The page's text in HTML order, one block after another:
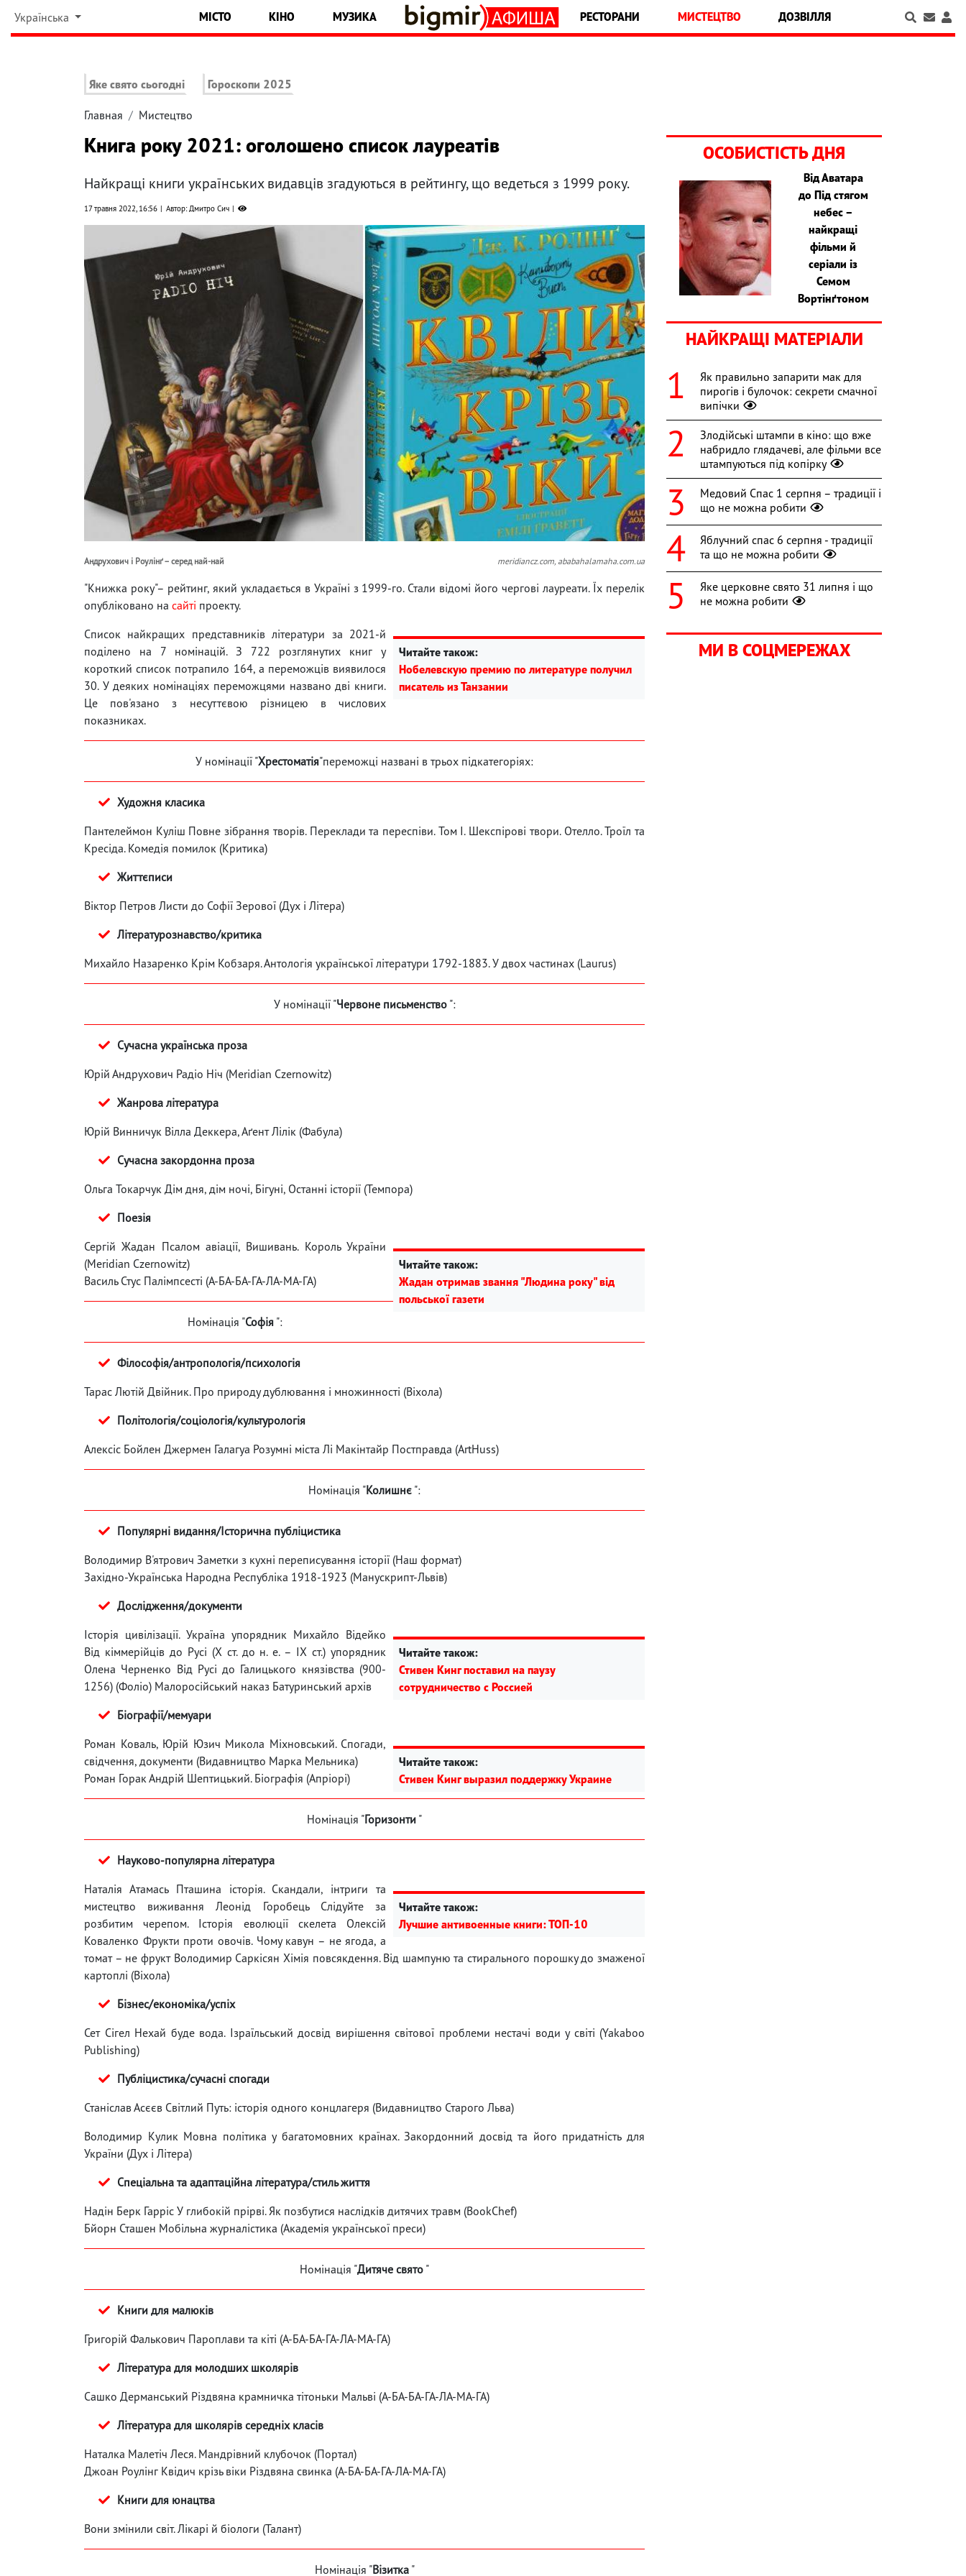
Українська МІСТО КІНО МУЗИКА РЕСТОРАНИ МИСТЕЦТВО ДОЗВІЛЛЯ
Яке свято сьогодні Гороскопи 2025
Главная Мистецтво
Книга року 2021: оголошено список лауреатів
Найкращі книги українських видавців згадуються в рейтингу, що ведеться з 1999 року.
17 травня 2022, 16:56 Автор: Дмитро Сич
Андрухович і Роулінґ – серед най-най meridiancz.com, ababahalamaha.com.ua
"Книжка року"– рейтинг, який укладається в Україні з 1999-го. Стали відомі його чергові лауреати. Їх перелік
опубліковано на сайті проекту.
Читайте також:
Нобелевскую премию по литературе получил
писатель из Танзании
Список найкращих представників літератури за 2021-й
поділено на 7 номінацій. З 722 розглянутих книг у
короткий список потрапило 164, а переможців виявилося
30. У деяких номінаціях переможцями названо дві книги.
Це пов'язано з несуттєвою різницею в числових
показниках.
У номінації "Хрестоматія"переможці названі в трьох підкатегоріях:
Художня класика
Пантелеймон Куліш Повне зібрання творів. Переклади та переспіви. Том І. Шекспірові твори. Отелло. Троїл та
Кресіда. Комедія помилок (Критика)
Життєписи
Віктор Петров Листи до Софії Зерової (Дух і Літера)
Літературознавство/критика
Михайло Назаренко Крім Кобзаря. Антологія української літератури 1792-1883. У двох частинах (Laurus)
У номінації "Червоне письменство":
Сучасна українська проза
Юрій Андрухович Радіо Ніч (Meridian Czernowitz)
Жанрова література
Юрій Винничук Вілла Деккера, Аґент Лілік (Фабула)
Сучасна закордонна проза
Ольга Токарчук Дім дня, дім ночі, Бігуні, Останні історії (Темпора)
Поезія
Читайте також:
Жадан отримав звання "Людина року" від
польської газети
Сергій Жадан Псалом авіації, Вишивань. Король України
(Meridian Czernowitz)
Василь Стус Палімпсесті (А-БА-БА-ГА-ЛА-МА-ГА)
Номінація "Софія ":
Філософія/антропологія/психологія
Тарас Лютій Двійник. Про природу дублювання і множинності (Віхола)
Політологія/соціологія/культурологія
Алексіс Бойлен Джермен Галагуа Розумні міста Лі Макінтайр Постправда (ArtHuss)
Номінація "Колишнє ":
Популярні видання/Історична публіцистика
Володимир В'ятрович Заметки з кухні переписування історії (Наш формат)
Західно-Українська Народна Республіка 1918-1923 (Манускрипт-Львів)
Дослідження/документи
Читайте також:
Стивен Кинг поставил на паузу
сотрудничество с Россией
Історія цивілізації. Україна упорядник Михайло Відейко
Від кіммерійців до Русі (Х ст. до н. е. – ІХ ст.) упорядник
Олена Черненко Від Русі до Галицького князівства (900-
1256) (Фоліо) Малоросійський наказ Батуринський архів
Біографії/мемуари
Читайте також:
Стивен Кинг выразил поддержку Украине
Роман Коваль, Юрій Юзич Микола Міхновський. Спогади,
свідчення, документи (Видавництво Марка Мельника)
Роман Горак Андрій Шептицький. Біографія (Апріорі)
Номінація "Горизонти "
Науково-популярна література
Читайте також:
Лучшие антивоенные книги: ТОП-10
Наталія Атамась Пташина історія. Скандали, інтриги та
мистецтво виживання Леонід Горобець Слідуйте за
розбитим черепом. Історія еволюції скелета Олексій
Коваленко Фрукти проти овочів. Чому кавун – не ягода, а
томат – не фрукт Володимир Саркісян Хімія повсякдення. Від шампуню та стирального порошку до змаженої
картоплі (Віхола)
Бізнес/економіка/успіх
Сет Сігел Нехай буде вода. Ізраїльський досвід вирішення світової проблеми нестачі води у світі (Yakaboo
Publishing)
Публіцистика/сучасні спогади
Станіслав Асєєв Світлий Путь: історія одного концлагеря (Видавництво Старого Льва)
Володимир Кулик Мовна політика у багатомовних країнах. Закордонний досвід та його придатність для
України (Дух і Літера)
Спеціальна та адаптаційна література/стиль життя
Надін Берк Гарріс У глибокій прірві. Як позбутися наслідків дитячих травм (BookChef)
Бйорн Сташен Мобільна журналістика (Академія української преси)
Номінація "Дитяче свято "
Книги для малюків
Григорій Фалькович Пароплави та кіті (А-БА-БА-ГА-ЛА-МА-ГА)
Література для молодших школярів
Сашко Дерманський Різдвяна крамничка тітоньки Мальві (А-БА-БА-ГА-ЛА-МА-ГА)
Література для школярів середніх класів
Наталка Малетіч Леся. Мандрівний клубочок (Портал)
Джоан Роулінг Квідич крізь віки Різдвяна свинка (А-БА-БА-ГА-ЛА-МА-ГА)
Книги для юнацтва
Вони змінили світ. Лікарі й біологи (Талант)
Номінація "Візитка"
ОСОБИСТІСТЬ ДНЯ
Від Аватара
до Під стягом
небес –
найкращі
фільми й
серіали із
Семом
Вортінґтоном
НАЙКРАЩІ МАТЕРІАЛИ
Як правильно запарити мак для
пирогів і булочок: секрети смачної
випічки
Злодійські штампи в кіно: що вже
набридло глядачеві, але фільми все
штампуються під копірку
Медовий Спас 1 серпня – традиції і
що не можна робити
Яблучний спас 6 серпня - традиції
та що не можна робити
Яке церковне свято 31 липня і що
не можна робити
МИ В СОЦМЕРЕЖАХ